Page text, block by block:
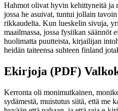
Hahmot olivat hyvin kehittyneitä ja
jossa he asuivat, tuntui jollain
rikkaudelta. Kun lueskelin sivuja,
maailmassa, jossa fysiikan säännöt
huolimatta puutteista, kirjailijan
heidän taiteensa suhteen finland
Ekirjoja (PDF)
Kerronta oli monimutkainen,
sydämestä, muistutus siitä, että me